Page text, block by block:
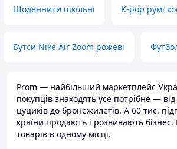
Щоденники шкільні K-pop румі
Бутси Nike Air Zoom рожеві
Prom — найбільший маркетплейс
покупців знаходять усе потрібне —
цуциків до бронежилетів. А 60 тис.
країни продають і розвивають
товарів в одному місці.